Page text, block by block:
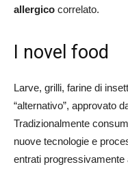
allergico correlato.
I novel food
Larve, grilli, farine di
“alternativo”, approvato
Tradizionalmente
nuove tecnologie e
entrati progressivamente